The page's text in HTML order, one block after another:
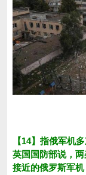
【14】指俄军机
英国国防部说，
接近的俄罗斯军